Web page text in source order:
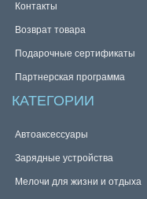
Контакты
Возврат товара
Подарочные сертификаты
Партнерская программа
КАТЕГОРИИ
Автоаксессуары
Зарядные устройства
Мелочи для жизни и отдыха